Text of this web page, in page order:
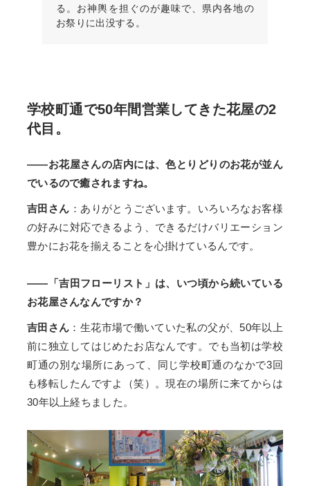
る。お神輿を担ぐのが趣味で、県内各地の
お祭りに出没する。
学校町通で50年間営業してきた花屋の2
代目。
——お花屋さんの店内には、色とりどりのお花が並ん
でいるので癒されますね。
吉田さん ：ありがとうございます。いろいろなお客様
の好みに対応できるよう、できるだけバリエーション
豊かにお花を揃えることを心掛けているんです。
——「吉田フローリスト」は、いつ頃から続いている
お花屋さんなんですか？
吉田さん ：生花市場で働いていた私の父が、50年以上
前に独立してはじめたお店なんです。でも当初は学校
町通の別な場所にあって、同じ学校町通のなかで3回
も移転したんですよ（笑）。現在の場所に来てからは
30年以上経ちました。